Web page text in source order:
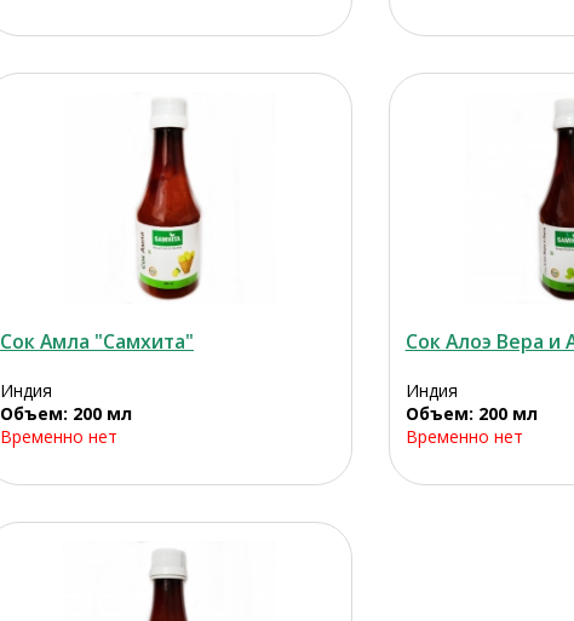
Сок Амла "Самхита"
Индия
Объем: 200 мл
Временно нет
Сок Алоэ Вера и
Индия
Объем: 200 мл
Временно нет